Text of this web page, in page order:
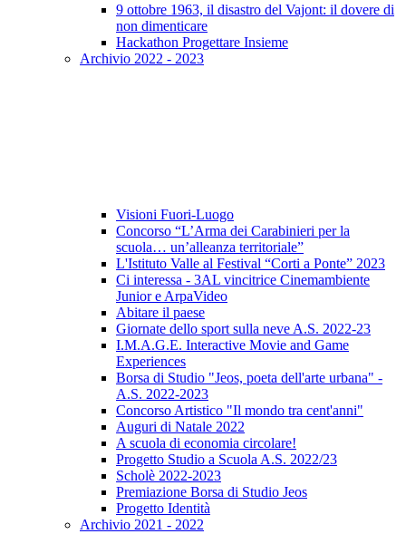
9 ottobre 1963, il disastro del Vajont: il dovere di
non dimenticare
Hackathon Progettare Insieme
Archivio 2022 - 2023
Visioni Fuori-Luogo
Concorso “L’Arma dei Carabinieri per la
scuola… un’alleanza territoriale”
L'Istituto Valle al Festival “Corti a Ponte” 2023
Ci interessa - 3AL vincitrice Cinemambiente
Junior e ArpaVideo
Abitare il paese
Giornate dello sport sulla neve A.S. 2022-23
I.M.A.G.E. Interactive Movie and Game
Experiences
Borsa di Studio "Jeos, poeta dell'arte urbana" -
A.S. 2022-2023
Concorso Artistico "Il mondo tra cent'anni"
Auguri di Natale 2022
A scuola di economia circolare!
Progetto Studio a Scuola A.S. 2022/23
Scholè 2022-2023
Premiazione Borsa di Studio Jeos
Progetto Identità
Archivio 2021 - 2022